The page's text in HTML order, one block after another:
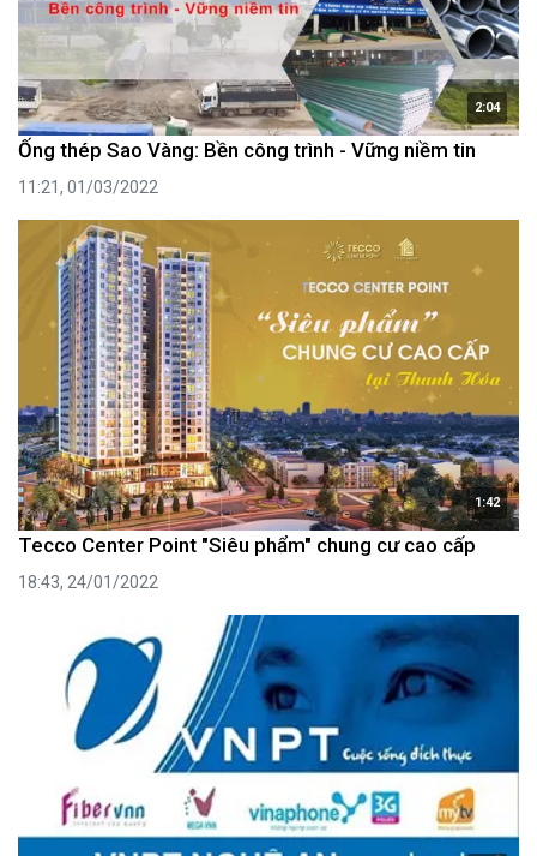
2:04
Ống thép Sao Vàng: Bền công trình - Vững niềm tin
11:21, 01/03/2022
1:42
Tecco Center Point "Siêu phẩm" chung cư cao cấp
18:43, 24/01/2022